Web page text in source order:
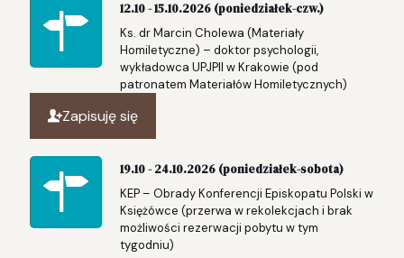
12.10 - 15.10.2026 (poniedziałek-czw.)
Ks. dr Marcin Cholewa (Materiały
Homiletyczne) – doktor psychologii,
wykładowca UPJPII w Krakowie (pod
patronatem Materiałów Homiletycznych)
Zapisuję się
19.10 - 24.10.2026 (poniedziałek-sobota)
KEP – Obrady Konferencji Episkopatu Polski w
Księżówce (przerwa w rekolekcjach i brak
możliwości rezerwacji pobytu w tym
tygodniu)